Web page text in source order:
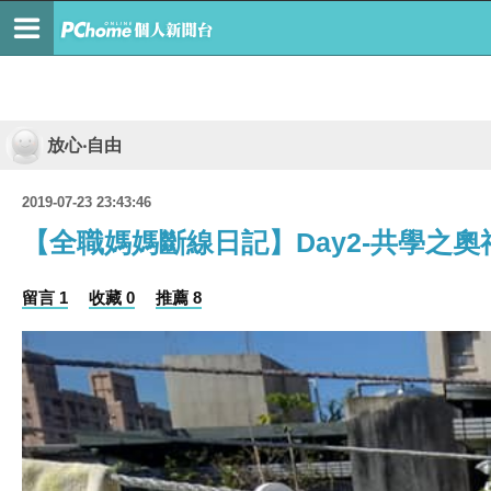
放心‧自由
2019-07-23 23:43:46
【全職媽媽斷線日記】Day2-共學之奧
留言 1 收藏 0 推薦 8